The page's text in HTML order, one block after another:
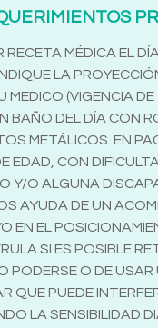
RECETA MÉDICA EL
LA
MEDICO (VIGENCIA DE
BAÑO DEL DÍA CON
METÁLICOS. EN
EDAD, CON
Y/O ALGUNA
AYUDA DE UN
EN EL
SI ES POSIBLE
PODERSE O DE USAR
QUE PUEDE
LA SENSIBILIDAD